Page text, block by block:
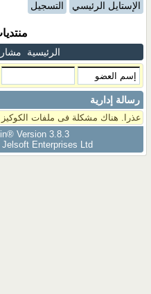
الإستايل الرئيسي التسجيل
الرئيسية
رسالة إدارية
عذرا. هناك مشكلة فى ملفات الكوكيز
Version 3.8.3
Enterprises Ltd.